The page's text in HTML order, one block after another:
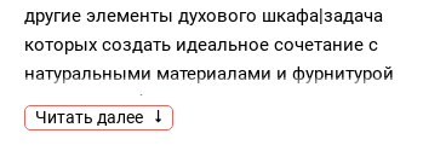
другие элементы духового шкафа|задача
которых создать идеальное сочетание с
натуральными материалами и фурнитурой
кухонной мебели в классическом или ретро
стиле.
Читать далее